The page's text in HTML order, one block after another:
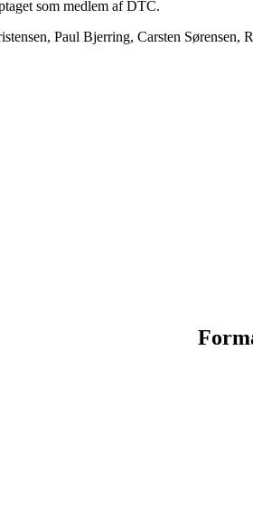
som medlem af DTC.
Paul Bjerring, Carsten